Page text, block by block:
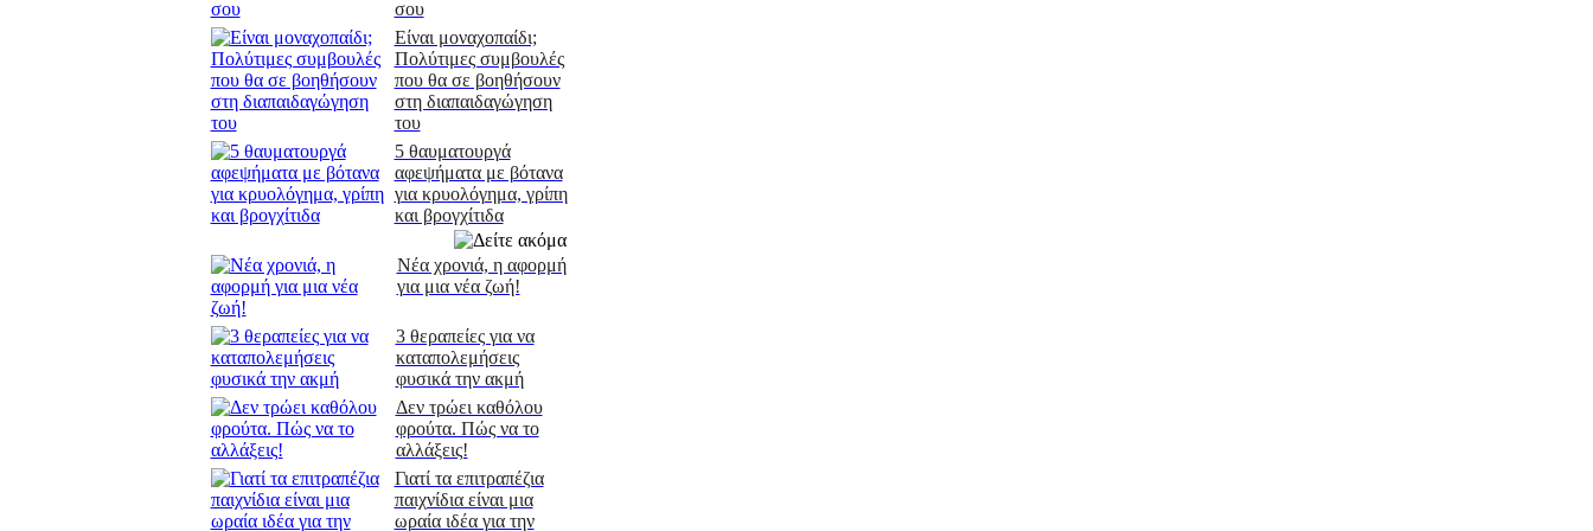
σου
Είναι μοναχοπαίδι;
Πολύτιμες συμβουλές
που θα σε βοηθήσουν
στη διαπαιδαγώγηση
του
5 θαυματουργά
αφεψήματα με βότανα
για κρυολόγημα, γρίπη
και βρογχίτιδα
Νέα χρονιά, η αφορμή
για μια νέα ζωή!
3 θεραπείες για να
καταπολεμήσεις
φυσικά την ακμή
Δεν τρώει καθόλου
φρούτα. Πώς να το
αλλάξεις!
Γιατί τα επιτραπέζια
παιχνίδια είναι μια
ωραία ιδέα για την